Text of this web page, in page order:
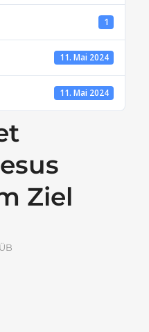
1
11. Mai 2024
11. Mai 2024
Ziel